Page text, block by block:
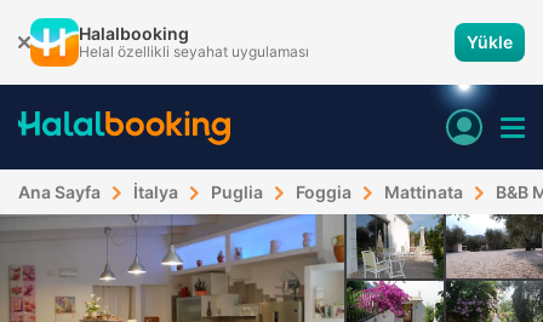
Halalbooking
Helal özellikli seyahat uygulaması Yükle
Ana Sayfa İtalya Puglia Foggia Mattinata B&B